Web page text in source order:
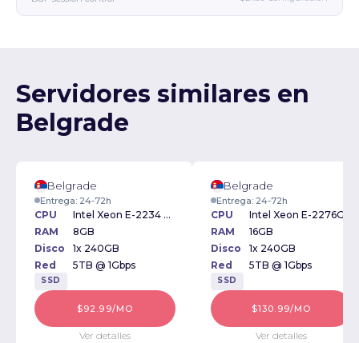
Servidores similares en
Belgrade
Belgrade
Entrega: 24-72h
CPU
Intel Xeon E-2234 3.6GHz
RAM
8GB
Disco
1x 240GB
Red
5TB @ 1Gbps
SSD
$92.99/MO
Ver detalles
Belgrade
Entrega: 24-72h
CPU
RAM
16GB
Disco
1x 240GB
Red
5TB @ 1Gbps
SSD
$130.99/MO
Ver detalles